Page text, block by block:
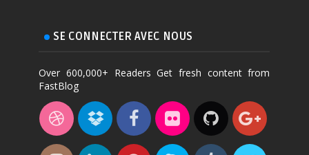
SE CONNECTER AVEC NOUS
Over 600,000+ Readers Get fresh content from
FastBlog